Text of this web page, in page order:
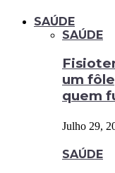
SAÚDE
SAÚDE
um
quem
Julho 29,
SAÚDE